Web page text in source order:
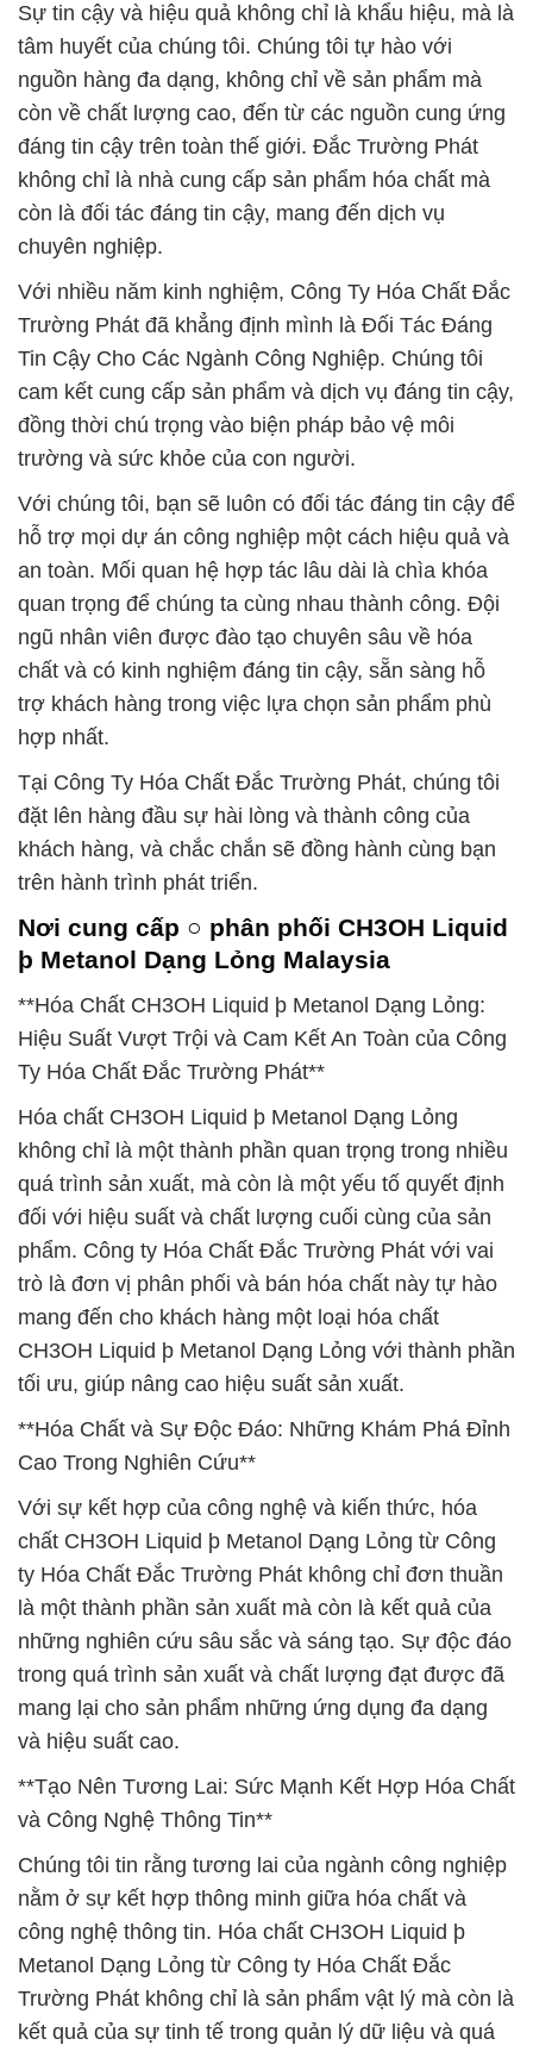
Sự tin cậy và hiệu quả không chỉ là khẩu hiệu, mà là
tâm huyết của chúng tôi. Chúng tôi tự hào với
nguồn hàng đa dạng, không chỉ về sản phẩm mà
còn về chất lượng cao, đến từ các nguồn cung ứng
đáng tin cậy trên toàn thế giới. Đắc Trường Phát
không chỉ là nhà cung cấp sản phẩm hóa chất mà
còn là đối tác đáng tin cậy, mang đến dịch vụ
chuyên nghiệp.
Với nhiều năm kinh nghiệm, Công Ty Hóa Chất Đắc
Trường Phát đã khẳng định mình là Đối Tác Đáng
Tin Cậy Cho Các Ngành Công Nghiệp. Chúng tôi
cam kết cung cấp sản phẩm và dịch vụ đáng tin cậy,
đồng thời chú trọng vào biện pháp bảo vệ môi
trường và sức khỏe của con người.
Với chúng tôi, bạn sẽ luôn có đối tác đáng tin cậy để
hỗ trợ mọi dự án công nghiệp một cách hiệu quả và
an toàn. Mối quan hệ hợp tác lâu dài là chìa khóa
quan trọng để chúng ta cùng nhau thành công. Đội
ngũ nhân viên được đào tạo chuyên sâu về hóa
chất và có kinh nghiệm đáng tin cậy, sẵn sàng hỗ
trợ khách hàng trong việc lựa chọn sản phẩm phù
hợp nhất.
Tại Công Ty Hóa Chất Đắc Trường Phát, chúng tôi
đặt lên hàng đầu sự hài lòng và thành công của
khách hàng, và chắc chắn sẽ đồng hành cùng bạn
trên hành trình phát triển.
Nơi cung cấp ○ phân phối CH3OH Liquid
þ Metanol Dạng Lỏng Malaysia
**Hóa Chất CH3OH Liquid þ Metanol Dạng Lỏng:
Hiệu Suất Vượt Trội và Cam Kết An Toàn của Công
Ty Hóa Chất Đắc Trường Phát**
Hóa chất CH3OH Liquid þ Metanol Dạng Lỏng
không chỉ là một thành phần quan trọng trong nhiều
quá trình sản xuất, mà còn là một yếu tố quyết định
đối với hiệu suất và chất lượng cuối cùng của sản
phẩm. Công ty Hóa Chất Đắc Trường Phát với vai
trò là đơn vị phân phối và bán hóa chất này tự hào
mang đến cho khách hàng một loại hóa chất
CH3OH Liquid þ Metanol Dạng Lỏng với thành phần
tối ưu, giúp nâng cao hiệu suất sản xuất.
**Hóa Chất và Sự Độc Đáo: Những Khám Phá Đỉnh
Cao Trong Nghiên Cứu**
Với sự kết hợp của công nghệ và kiến thức, hóa
chất CH3OH Liquid þ Metanol Dạng Lỏng từ Công
ty Hóa Chất Đắc Trường Phát không chỉ đơn thuần
là một thành phần sản xuất mà còn là kết quả của
những nghiên cứu sâu sắc và sáng tạo. Sự độc đáo
trong quá trình sản xuất và chất lượng đạt được đã
mang lại cho sản phẩm những ứng dụng đa dạng
và hiệu suất cao.
**Tạo Nên Tương Lai: Sức Mạnh Kết Hợp Hóa Chất
và Công Nghệ Thông Tin**
Chúng tôi tin rằng tương lai của ngành công nghiệp
nằm ở sự kết hợp thông minh giữa hóa chất và
công nghệ thông tin. Hóa chất CH3OH Liquid þ
Metanol Dạng Lỏng từ Công ty Hóa Chất Đắc
Trường Phát không chỉ là sản phẩm vật lý mà còn là
kết quả của sự tinh tế trong quản lý dữ liệu và quá